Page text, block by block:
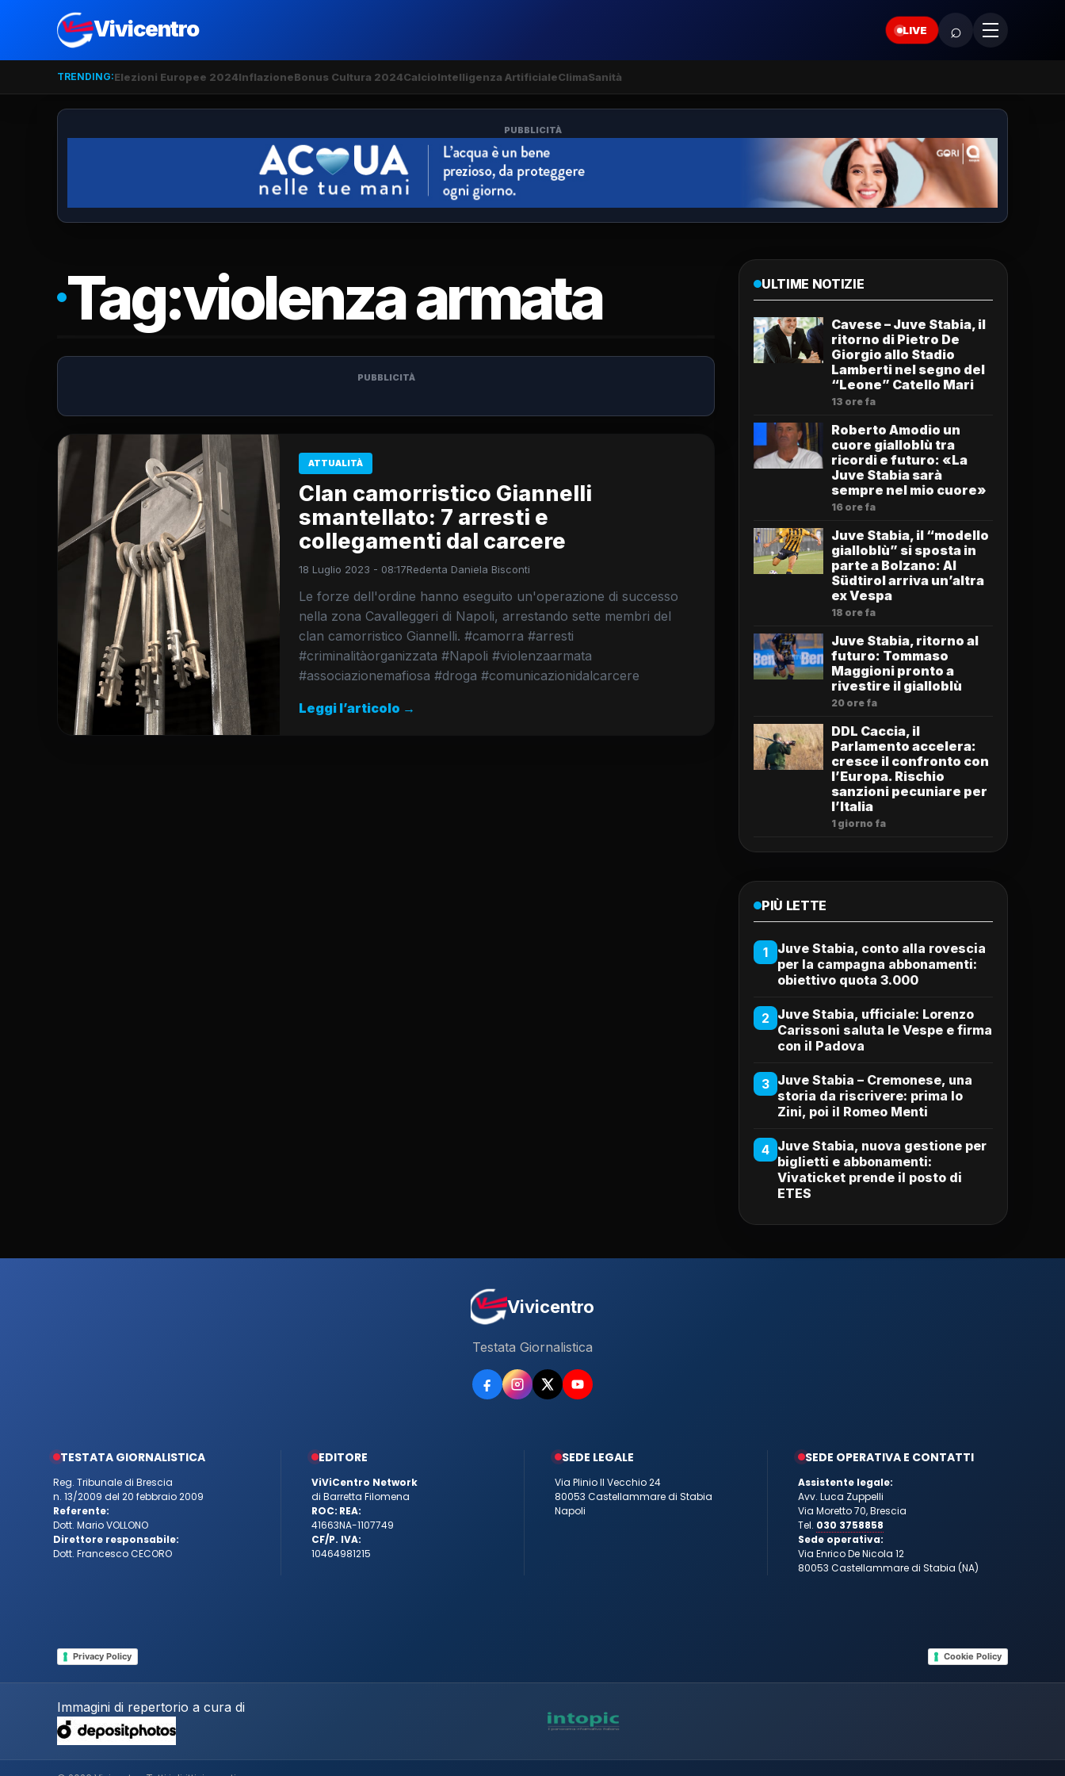
Vivicentro LIVE ⌕
TRENDING:Elezioni Europee 2024InflazioneBonus Cultura 2024CalcioIntelligenza ArtificialeClimaSanità
PUBBLICITÀ
Tag:violenza armata
PUBBLICITÀ
ATTUALITÀ
Clan camorristico Giannelli
smantellato: 7 arresti e
collegamenti dal carcere
18 Luglio 2023 - 08:17Redenta Daniela Bisconti
Le forze dell'ordine hanno eseguito un'operazione di successo
nella zona Cavalleggeri di Napoli, arrestando sette membri del
clan camorristico Giannelli. #camorra #arresti
#criminalitàorganizzata #Napoli #violenzaarmata
#associazionemafiosa #droga #comunicazionidalcarcere
Leggi l’articolo →
ULTIME NOTIZIE
Cavese – Juve Stabia, il
ritorno di Pietro De
Giorgio allo Stadio
Lamberti nel segno del
“Leone” Catello Mari
13 ore fa
Roberto Amodio un
cuore gialloblù tra
ricordi e futuro: «La
Juve Stabia sarà
sempre nel mio cuore»
16 ore fa
Juve Stabia, il “modello
gialloblù” si sposta in
parte a Bolzano: Al
Südtirol arriva un’altra
ex Vespa
18 ore fa
Juve Stabia, ritorno al
futuro: Tommaso
Maggioni pronto a
rivestire il gialloblù
20 ore fa
DDL Caccia, il
Parlamento accelera:
cresce il confronto con
l’Europa. Rischio
sanzioni pecuniare per
l’Italia
1 giorno fa
PIÙ LETTE
1
Juve Stabia, conto alla rovescia
per la campagna abbonamenti:
obiettivo quota 3.000
2 Juve Stabia, ufficiale: Lorenzo
Carissoni saluta le Vespe e firma
con il Padova
3 Juve Stabia – Cremonese, una
storia da riscrivere: prima lo
Zini, poi il Romeo Menti
4 Juve Stabia, nuova gestione per
biglietti e abbonamenti:
Vivaticket prende il posto di
ETES
Vivicentro
Testata Giornalistica
TESTATA GIORNALISTICA
Reg. Tribunale di Brescia
n. 13/2009 del 20 febbraio 2009
Referente:
Dott. Mario VOLLONO
Direttore responsabile:
Dott. Francesco CECORO
EDITORE
ViViCentro Network
di Barretta Filomena
ROC:
41663
REA:
NA-1107749
CF/P. IVA:
10464981215
SEDE LEGALE
Via Plinio Il Vecchio 24
80053 Castellammare di Stabia
Napoli
SEDE OPERATIVA E CONTATTI
Assistente legale:
Avv. Luca Zuppelli
Via Moretto 70, Brescia
Tel. 030 3758858
Sede operativa:
Via Enrico De Nicola 12
80053 Castellammare di Stabia (NA)
Privacy Policy Cookie Policy
Immagini di repertorio a cura di